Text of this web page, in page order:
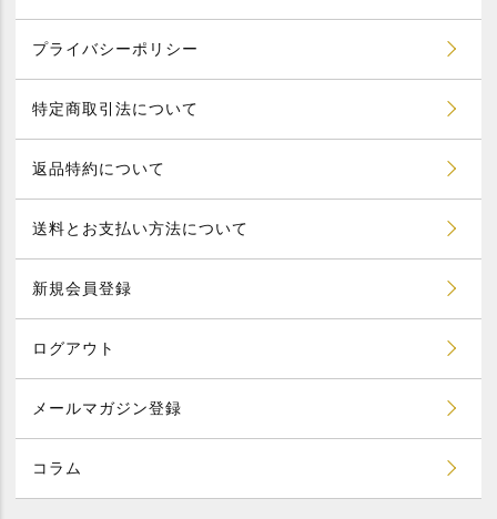
プライバシーポリシー
特定商取引法について
返品特約について
送料とお支払い方法について
新規会員登録
ログアウト
メールマガジン登録
コラム